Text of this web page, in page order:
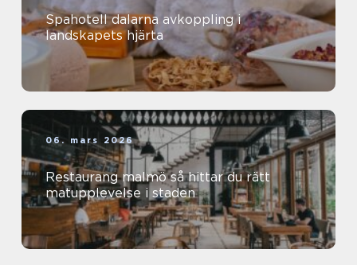
Spahotell dalarna avkoppling i
landskapets hjärta
06. mars 2026
Restaurang malmö så hittar du rätt
matupplevelse i staden